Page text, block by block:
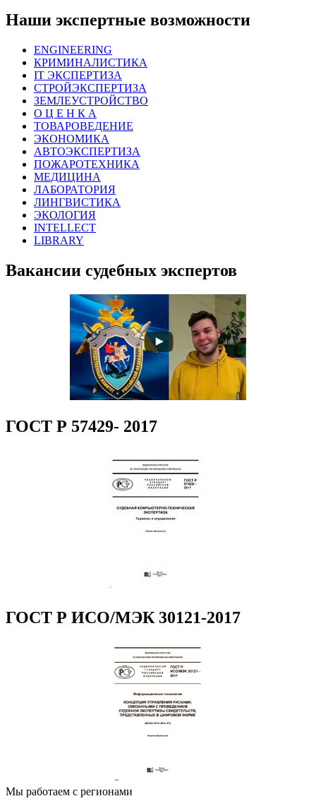
Наши экспертные возможности
ENGINEERING
КРИМИНАЛИСТИКА
IT ЭКСПЕРТИЗА
СТРОЙЭКСПЕРТИЗА
ЗЕМЛЕУСТРОЙСТВО
О Ц Е Н К А
ТОВАРОВЕДЕНИЕ
ЭКОНОМИКА
АВТОЭКСПЕРТИЗА
ПОЖАРОТЕХНИКА
МЕДИЦИНА
ЛАБОРАТОРИЯ
ЛИНГВИСТИКА
ЭКОЛОГИЯ
INTELLECT
LIBRARY
Вакансии судебных экспертов
ГОСТ Р 57429- 2017
ГОСТ Р ИСО/МЭК 30121-2017
Мы работаем с регионами